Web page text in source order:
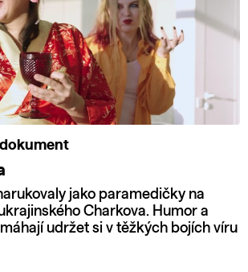
jako paramedičky na
Charkova. Humor a
udržet si v těžkých bojích víru